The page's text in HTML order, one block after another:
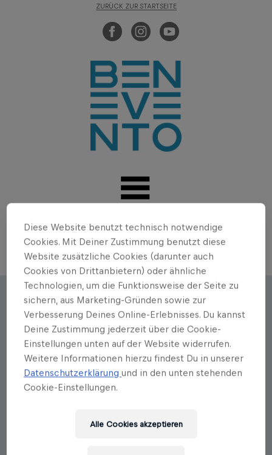
ZURÜCK ZUR STARTSEITE
Autorenportrait
Michael Gurski
Michael Gurski, geb. 1979 in Tübingen,
war Profitorwart und Torwarttrainer im
Männerfußball. Nach fast zwei Jahrzehnten als Spieler
in verschiedenen deutschen Vereinen widmet sich
das Training von Torfrauen. Gurski lebt und arbeitet in
Deutschland, wo er die Torfrauen von RB Leipzig
Diese Website benutzt technisch notwendige
Cookies. Mit Deiner Zustimmung benutzt diese
Website zusätzliche Cookies (darunter auch
Cookies von Drittanbietern) oder ähnliche
Technologien, um die Funktionsweise der Seite zu
sichern, aus Marketing-Gründen sowie zur
Verbesserung Deines Online-Erlebnisses. Du kannst
Deine Zustimmung jederzeit über die Cookie-
Einstellungen unten auf der Website widerrufen.
Weitere Informationen hierzu findest Du in unserer
Datenschutzerklärungund in den unten stehenden
Cookie-Einstellungen.
Alle Cookies akzeptieren